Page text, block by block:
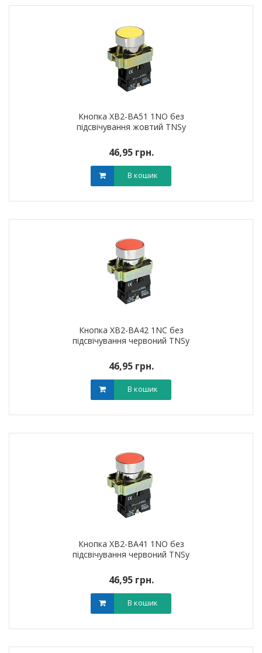
Кнопка XB2-BA51 1NO без
підсвічування жовтий TNSy
46,95 грн.
В кошик
Кнопка XB2-BA42 1NC без
підсвічування червоний TNSy
46,95 грн.
В кошик
Кнопка XB2-BA41 1NO без
підсвічування червоний TNSy
46,95 грн.
В кошик